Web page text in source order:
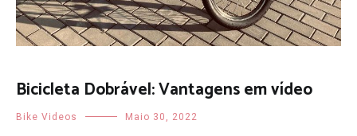
Bicicleta Dobrável: Vantagens em vídeo
Bike Videos Maio 30, 2022